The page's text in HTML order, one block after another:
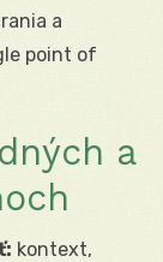
a
point of
a
kontext,